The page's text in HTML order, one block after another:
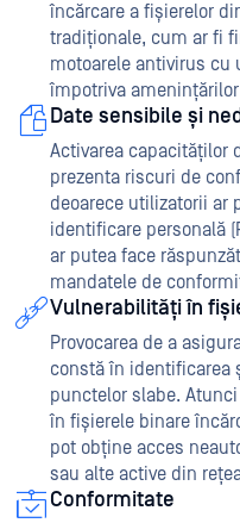
încărcare a fișierelor
tradiționale, cum ar fi
motoarele antivirus
împotriva
Date sensibile și
Activarea capacităților
prezenta riscuri de
deoarece utilizatorii ar
identificare personală
ar putea face
mandatele de
Vulnerabilități în
Provocarea de a
constă în identificarea
punctelor slabe.
în fișierele binare
pot obține acces
sau alte active din
Conformitate